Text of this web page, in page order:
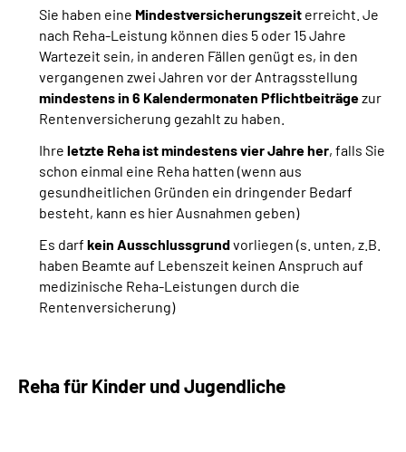
Mein Kundenportal
Sie haben eine Mindestversicherungszeit erreicht. Je
nach Reha-Leistung können dies 5 oder 15 Jahre
Wartezeit sein, in anderen Fällen genügt es, in den
vergangenen zwei Jahren vor der Antragsstellung
mindestens in 6 Kalendermonaten Pflichtbeiträgezur
Rentenversicherung gezahlt zu haben.
Ihre letzte Reha ist mindestens vier Jahre her, falls Sie
schon einmal eine Reha hatten (wenn aus
gesundheitlichen Gründen ein dringender Bedarf
besteht, kann es hier Ausnahmen geben)
Es darf kein Ausschlussgrundvorliegen (s. unten, z.B.
haben Beamte auf Lebenszeit keinen Anspruch auf
medizinische Reha-Leistungen durch die
Rentenversicherung)
Reha für Kinder und Jugendliche